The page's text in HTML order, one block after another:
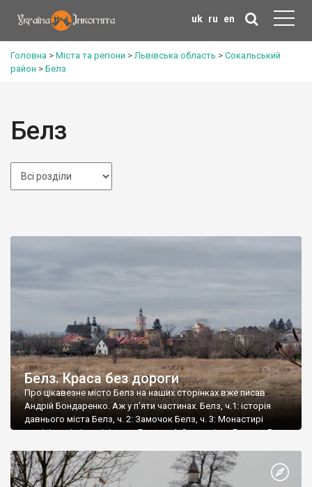
uk ru en
Головна > Міста та регіони >Львівська область > Сокальський
район > Белз
Белз
Белз. Краса без дороги
Про цікавезне місто Белз на наших сторінках вже писав
Андрій Бондаренко. Аж у п’яти частинах. Белз, ч.1: історія
давнього міста Белз, ч. 2: Замочок Белз, ч. 3: Монастирі
домініканців і домініканок Белз, ч. 4: Середмістя Белз, ч. 5:
мешкає трохи більше двох тисяч осіб, один із […]